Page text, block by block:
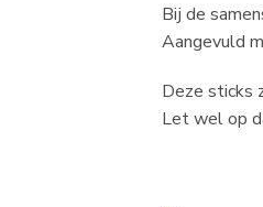
Bij de
Aangevuld
Deze sticks
Let wel op